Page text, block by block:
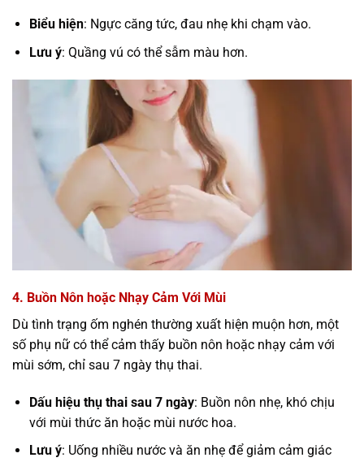
Biểu hiện: Ngực căng tức, đau nhẹ khi chạm vào.
Lưu ý: Quầng vú có thể sẫm màu hơn.
4. Buồn Nôn hoặc Nhạy Cảm Với Mùi
Dù tình trạng ốm nghén thường xuất hiện muộn hơn, một
số phụ nữ có thể cảm thấy buồn nôn hoặc nhạy cảm với
mùi sớm, chỉ sau 7 ngày thụ thai.
Dấu hiệu thụ thai sau 7 ngày: Buồn nôn nhẹ, khó chịu
với mùi thức ăn hoặc mùi nước hoa.
Lưu ý: Uống nhiều nước và ăn nhẹ để giảm cảm giác